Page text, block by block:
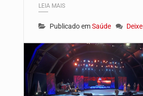
LEIA MAIS
Publicado emSaúde